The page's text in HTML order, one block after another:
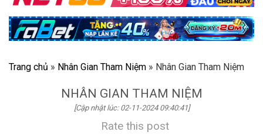
Trang chủ » Nhân Gian Tham Niệm » Nhân Gian Tham Niệm
NHÂN GIAN THAM NIỆM
[Cập nhật lúc: 02-11-2024 09:40:41]
Rate this post